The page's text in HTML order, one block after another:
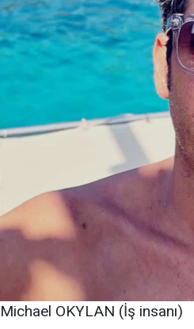
Michael OKYLAN (İş insanı)